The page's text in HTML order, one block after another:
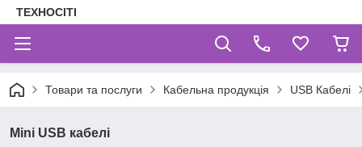
ТЕХНОСІТІ
Товари та послуги Кабельна продукція USB Кабелі
Mini USB кабелі